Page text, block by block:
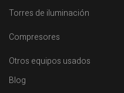
Torres de iluminación
Compresores
Otros equipos usados
Blog